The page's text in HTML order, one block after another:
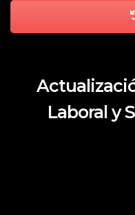
Laboral y